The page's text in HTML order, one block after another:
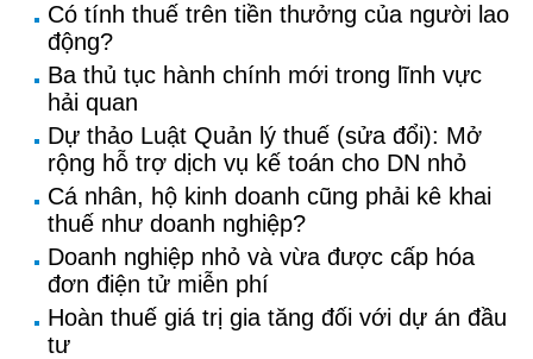
Có tính thuế trên tiền thưởng của người lao
động?
Ba thủ tục hành chính mới trong lĩnh vực
hải quan
Dự thảo Luật Quản lý thuế (sửa đổi): Mở
rộng hỗ trợ dịch vụ kế toán cho DN nhỏ
Cá nhân, hộ kinh doanh cũng phải kê khai
thuế như doanh nghiệp?
Doanh nghiệp nhỏ và vừa được cấp hóa
đơn điện tử miễn phí
Hoàn thuế giá trị gia tăng đối với dự án đầu
tư